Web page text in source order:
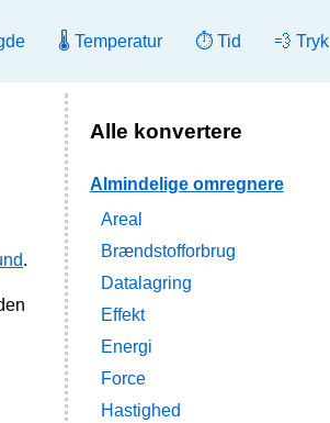
🌡️ Temperatur ⏱️ Tid 💨 Tryk
.
Alle konvertere
Almindelige omregnere
Areal
Brændstofforbrug
Datalagring
Effekt
Energi
Force
Hastighed